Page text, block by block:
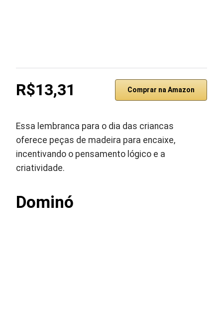
R$13,31 Comprar na Amazon
Essa lembranca para o dia das criancas
oferece peças de madeira para encaixe,
incentivando o pensamento lógico e a
criatividade.
Dominó